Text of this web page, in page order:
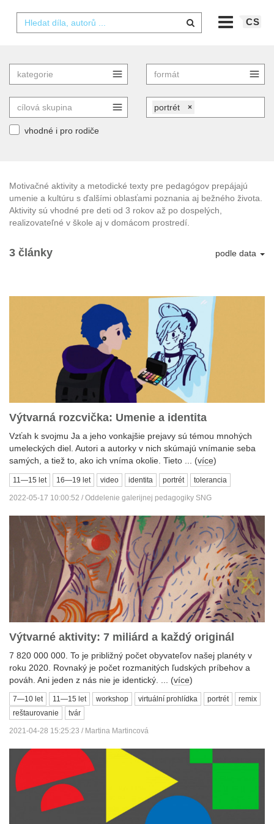
CS
vhodné i pro rodiče
portrét ×
Motivačné aktivity a metodické texty pre pedagógov prepájajú
umenie a kultúru s ďalšími oblasťami poznania aj bežného života.
Aktivity sú vhodné pre deti od 3 rokov až po dospelých,
realizovateľné v škole aj v domácom prostredí.
3 články podle data
Výtvarná rozcvička: Umenie a identita
Vzťah k svojmu Ja a jeho vonkajšie prejavy sú témou mnohých
umeleckých diel. Autori a autorky v nich skúmajú vnímanie seba
samých, a tiež to, ako ich vníma okolie. Tieto ... (více)
11—15 let 16—19 let video identita portrét tolerancia
2022-05-17 10:00:52 / Oddelenie galerijnej pedagogiky SNG
Výtvarné aktivity: 7 miliárd a každý originál
7 820 000 000. To je približný počet obyvateľov našej planéty v
roku 2020. Rovnaký je počet rozmanitých ľudských príbehov a
pováh. Ani jeden z nás nie je identický. ... (více)
7—10 let 11—15 let workshop virtuální prohlídka portrét
remix
reštaurovanie
tvár
2021-04-28 15:25:23 / Martina Martincová